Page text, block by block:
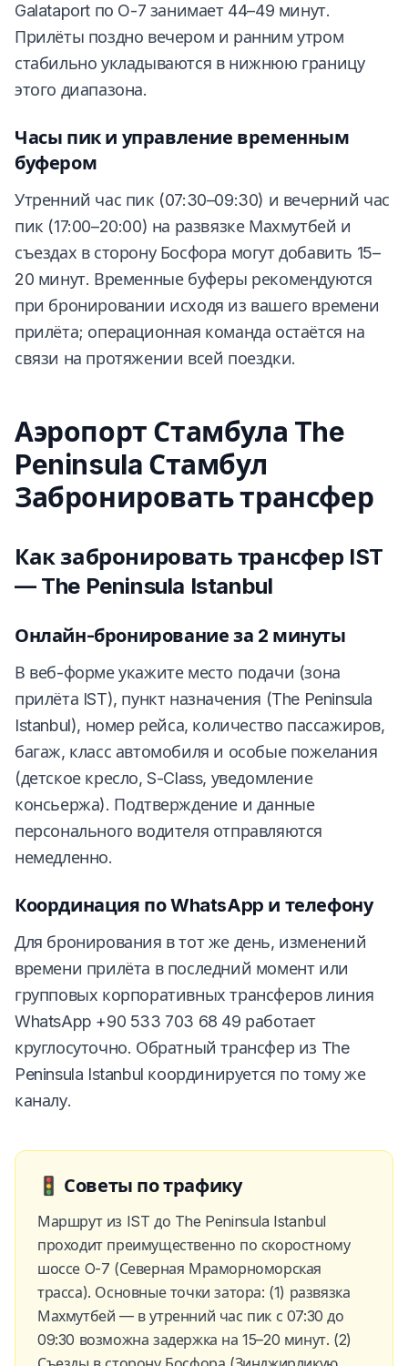
Galataport по O-7 занимает 44–49 минут.
Прилёты поздно вечером и ранним утром
стабильно укладываются в нижнюю границу
этого диапазона.
Часы пик и управление временным
буфером
Утренний час пик (07:30–09:30) и вечерний час
пик (17:00–20:00) на развязке Махмутбей и
съездах в сторону Босфора могут добавить 15–
20 минут. Временные буферы рекомендуются
при бронировании исходя из вашего времени
прилёта; операционная команда остаётся на
связи на протяжении всей поездки.
Аэропорт Стамбула The
Peninsula Стамбул
Забронировать трансфер
Как забронировать трансфер IST
— The Peninsula Istanbul
Онлайн-бронирование за 2 минуты
В веб-форме укажите место подачи (зона
прилёта IST), пункт назначения (The Peninsula
Istanbul), номер рейса, количество пассажиров,
багаж, класс автомобиля и особые пожелания
(детское кресло, S-Class, уведомление
консьержа). Подтверждение и данные
персонального водителя отправляются
немедленно.
Координация по WhatsApp и телефону
Для бронирования в тот же день, изменений
времени прилёта в последний момент или
групповых корпоративных трансферов линия
WhatsApp +90 533 703 68 49 работает
круглосуточно. Обратный трансфер из The
Peninsula Istanbul координируется по тому же
каналу.
🚦 Советы по трафику
Маршрут из IST до The Peninsula Istanbul
проходит преимущественно по скоростному
шоссе O-7 (Северная Мраморноморская
трасса). Основные точки затора: (1) развязка
Махмутбей — в утренний час пик с 07:30 до
09:30 возможна задержка на 15–20 минут. (2)